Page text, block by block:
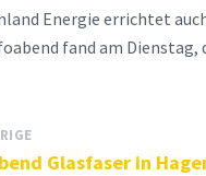
Energie errichtet
fand am Dienstag,
Glasfaser in